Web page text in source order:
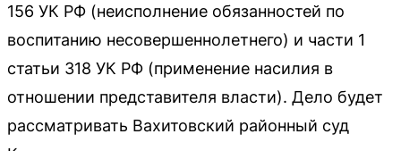
156 УК РФ (неисполнение обязанностей по
воспитанию несовершеннолетнего) и части 1
статьи 318 УК РФ (применение насилия в
отношении представителя власти). Дело будет
рассматривать Вахитовский районный суд